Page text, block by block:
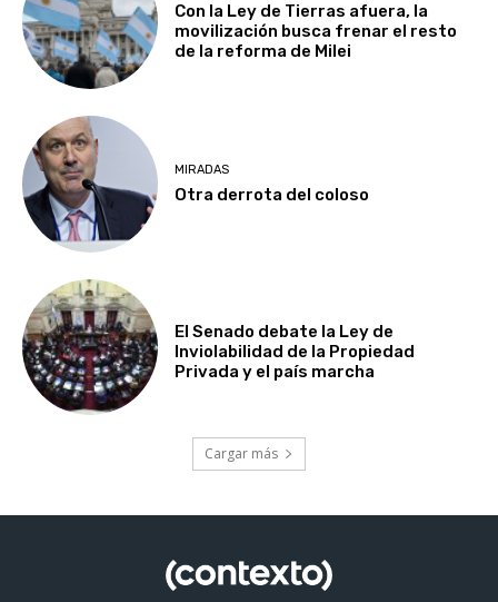
Con la Ley de Tierras afuera, la
movilización busca frenar el resto
de la reforma de Milei
MIRADAS
Otra derrota del coloso
El Senado debate la Ley de
Inviolabilidad de la Propiedad
Privada y el país marcha
Cargar más